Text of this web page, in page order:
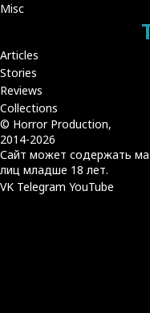
Misc
Articles
Stories
Reviews
Collections
© Horror Production,
2014-2026
Сайт может содержать
лиц младше 18 лет.
VK Telegram YouTube